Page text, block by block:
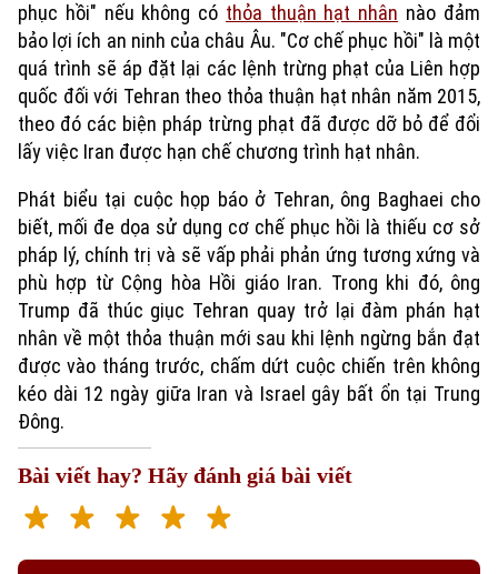
phục hồi" nếu không có thỏa thuận hạt nhân nào đảm
bảo lợi ích an ninh của châu Âu. "Cơ chế phục hồi" là một
quá trình sẽ áp đặt lại các lệnh trừng phạt của Liên hợp
quốc đối với Tehran theo thỏa thuận hạt nhân năm 2015,
theo đó các biện pháp trừng phạt đã được dỡ bỏ để đổi
lấy việc Iran được hạn chế chương trình hạt nhân.
Phát biểu tại cuộc họp báo ở Tehran, ông Baghaei cho
biết, mối đe dọa sử dụng cơ chế phục hồi là thiếu cơ sở
pháp lý, chính trị và sẽ vấp phải phản ứng tương xứng và
phù hợp từ Cộng hòa Hồi giáo Iran. Trong khi đó, ông
Trump đã thúc giục Tehran quay trở lại đàm phán hạt
nhân về một thỏa thuận mới sau khi lệnh ngừng bắn đạt
được vào tháng trước, chấm dứt cuộc chiến trên không
kéo dài 12 ngày giữa Iran và Israel gây bất ổn tại Trung
Đông.
Bài viết hay? Hãy đánh giá bài viết